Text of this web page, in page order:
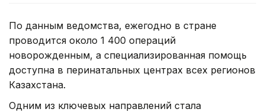
По данным ведомства, ежегодно в стране
проводится около 1 400 операций
новорожденным, а специализированная помощь
доступна в перинатальных центрах всех регионов
Казахстана.
Одним из ключевых направлений стала